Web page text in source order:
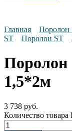
Главная Поролон
ST
Поролон ST
Поролон
1,5*2м
3 738 руб.
Количество